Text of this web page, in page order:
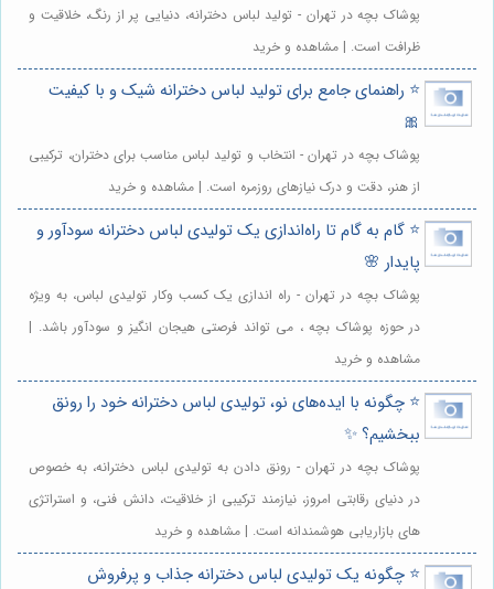
پوشاک بچه در تهران - تولید لباس دخترانه، دنیایی پر از رنگ، خلاقیت و
ظرافت است. | مشاهده و خرید
⭐️ راهنمای جامع برای تولید لباس دخترانه شیک و با کیفیت
🎀
پوشاک بچه در تهران - انتخاب و تولید لباس مناسب برای دختران، ترکیبی
از هنر، دقت و درک نیازهای روزمره است. | مشاهده و خرید
⭐️ گام به گام تا راه‌اندازی یک تولیدی لباس دخترانه سودآور و
پایدار 🌸
پوشاک بچه در تهران - راه اندازی یک کسب وکار تولیدی لباس، به ویژه
در حوزه پوشاک بچه ، می تواند فرصتی هیجان انگیز و سودآور باشد. |
مشاهده و خرید
⭐️ چگونه با ایده‌های نو، تولیدی لباس دخترانه خود را رونق
ببخشیم؟ ✨
پوشاک بچه در تهران - رونق دادن به تولیدی لباس دخترانه، به خصوص
در دنیای رقابتی امروز، نیازمند ترکیبی از خلاقیت، دانش فنی، و استراتژی
های بازاریابی هوشمندانه است. | مشاهده و خرید
⭐️ چگونه یک تولیدی لباس دخترانه جذاب و پرفروش